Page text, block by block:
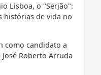
Lisboa, o "Serjão":
histórias de vida no
como candidato a
Roberto Arruda